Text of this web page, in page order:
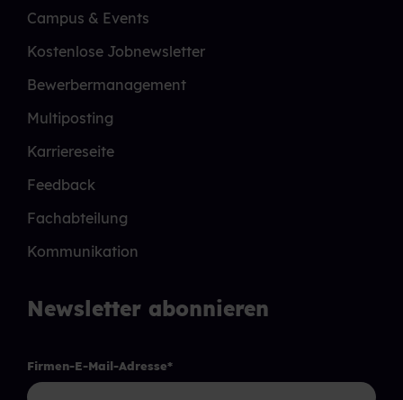
Campus & Events
Kostenlose Jobnewsletter
Bewerbermanagement
Multiposting
Karriereseite
Feedback
Fachabteilung
Kommunikation
Newsletter abonnieren
Firmen-E-Mail-Adresse*